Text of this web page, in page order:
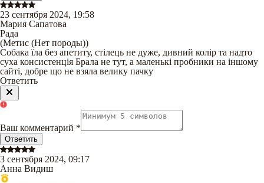
23 сентября 2024, 19:58
Мария Сапатова
Рада
(Метис (Нет породы))
Собака їла без апетиту, стілець не дуже, дивний колір та надто
суха консистенція Брала не тут, а маленькі пробники на іншому
сайті, добре що не взяла велику пачку
Ответить
Ваш комментарий *
Ответить
3 сентября 2024, 09:17
Анна Видиш